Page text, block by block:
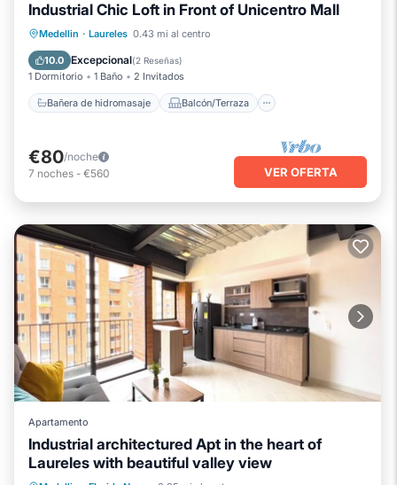
Industrial Chic Loft in Front of Unicentro Mall
Medellin · Laureles 0.43 mi al centro
10.0 Excepcional(2 Reseñas)
1 Dormitorio 1 Baño 2 Invitados
Bañera de hidromasaje Balcón/Terraza
Bañera de hidromasaje
Cocina
Aire acondicionado
€80/noche
7 noches - €560 VER OFERTA
Apartamento
Industrial architectured Apt in the heart of
Laureles with beautiful valley view